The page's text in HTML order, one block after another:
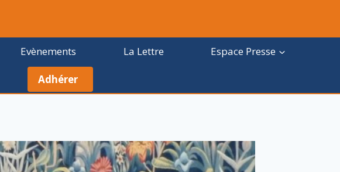
Evènements La Lettre Espace Presse
Adhérer